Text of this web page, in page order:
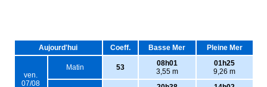
Aujourd'hui Coeff. Basse Mer Pleine Mer
ven.
07/08
Matin 53
08h01
3,55 m
01h25
9,26 m